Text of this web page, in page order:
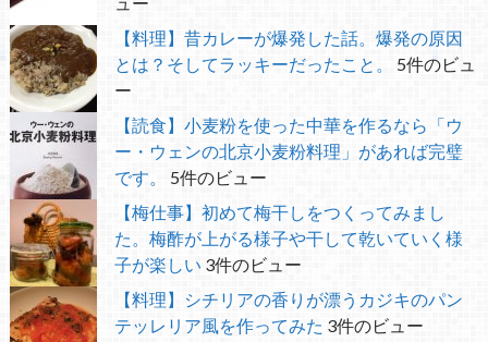
【料理】昔カレーが爆発した話。爆発の原因
とは？そしてラッキーだったこと。
5件のビュ
ー
【読食】小麦粉を使った中華を作るなら「ウ
ー・ウェンの北京小麦粉料理」があれば完璧
です。
5件のビュー
【梅仕事】初めて梅干しをつくってみまし
た。梅酢が上がる様子や干して乾いていく様
子が楽しい 3件のビュー
【料理】シチリアの香りが漂うカジキのパン
テッレリア風を作ってみた 3件のビュー